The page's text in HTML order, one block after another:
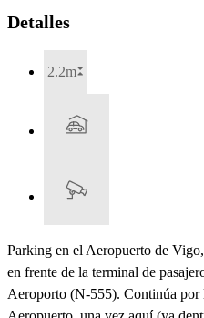
Detalles
2.2m
Parking en el Aeropuerto de
en frente de la terminal de
Aeroporto (N-555). Continúa por